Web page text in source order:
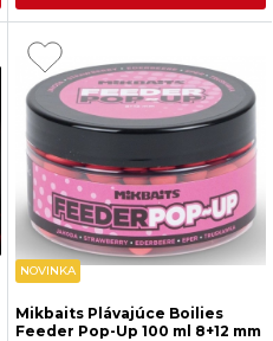
NOVINKA
Mikbaits Plávajúce Boilies
Feeder Pop-Up 100 ml 8+12 mm